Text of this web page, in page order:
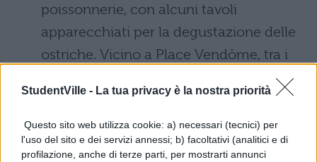
StudentVille - La tua privacy è la nostra priorità
Questo sito web utilizza cookie: a) necessari (tecnici) per
l'uso del sito e dei servizi annessi; b) facoltativi (analitici e di
profilazione, anche di terze parti, per mostrarti annunci
poissonnerie, con alcuni tavoli
apparecchiati per la degustazione delle
ostriche. Vicino a Place Vendôme, tra i
informale e moderna. Vicino all’arco di
Trionfo, tra 35 e 50 euro.